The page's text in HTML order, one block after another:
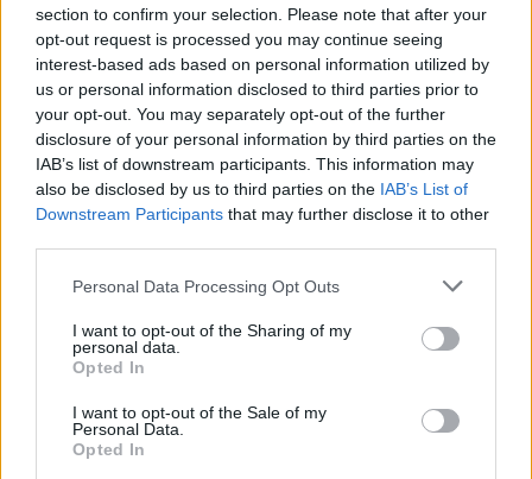
section to confirm your selection. Please note that after your
opt-out request is processed you may continue seeing
interest-based ads based on personal information utilized by
us or personal information disclosed to third parties prior to
your opt-out. You may separately opt-out of the further
disclosure of your personal information by third parties on the
IAB’s list of downstream participants. This information may
also be disclosed by us to third parties on the IAB’s List of
Downstream Participants that may further disclose it to other
Please note that this website/app uses one or more Google
not limited to your visit or usage behaviour. You may click to
grant or deny consent to Google and its third-party tags to
use your data for below specified purposes in below Google
consent section.
Personal Data Processing Opt Outs
I want to opt-out of the Sharing of my
personal data.
Opted In
I want to opt-out of the Sale of my
Personal Data.
Opted In
Χωρίς κατηγορία
ΑΘΛΗΤΙΚΑ
ΜΠΑΣΚΕΤ
ΟΛΥΜΠΙΑΚΟΣ
ΟΛΥΜΠΙΑΚΟΣ ΜΠΑΣΚΕΤ
ΟΛΥΜΠΙΑΚΟΣ ΝΕΑ
ΟΛΥΜΠΙΑΚΟΣ ΠΑΟΚ
ΠΑΟΚ
Share:
Ακολουθήστε το Νewsit.gr στοGoogle Newsκαι
τελευταία νέατης ημέρας
Πιο δημοφιλή